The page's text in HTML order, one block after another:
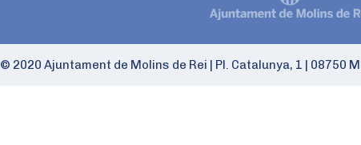
© 2020 Ajuntament de Molins de Rei Pl. Catalunya, 1 08750